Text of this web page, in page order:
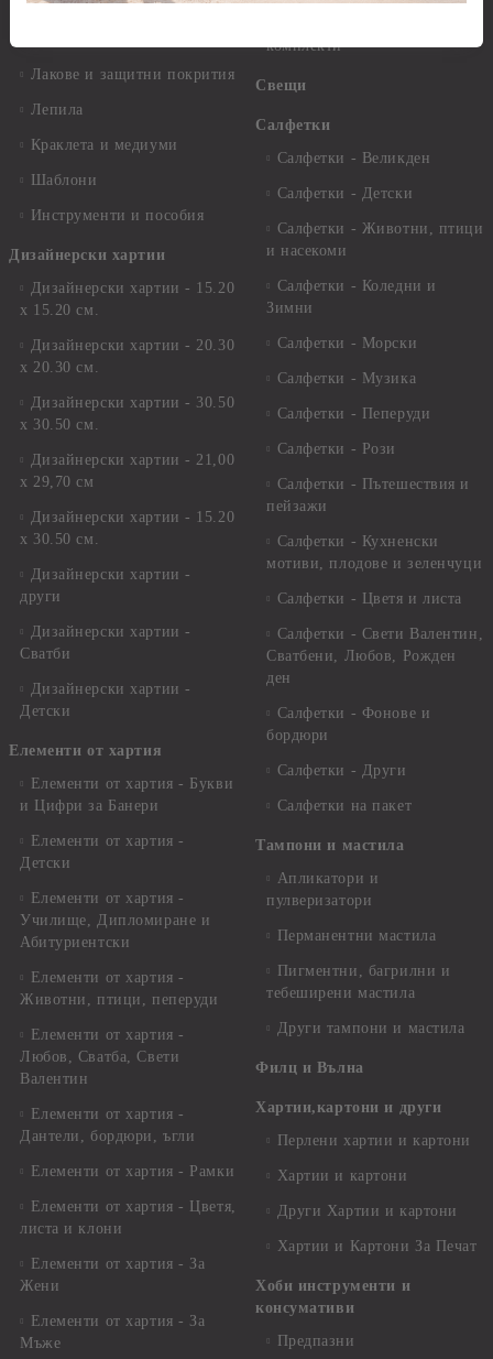
Лакове и защитни покрития
Лепила
Краклета и медиуми
Шаблони
Инструменти и пособия
Дизайнерски хартии
Дизайнерски хартии - 15.20
х 15.20 см.
Дизайнерски хартии - 20.30
х 20.30 см.
Дизайнерски хартии - 30.50
х 30.50 см.
Дизайнерски хартии - 21,00
х 29,70 см
Дизайнерски хартии - 15.20
x 30.50 см.
Дизайнерски хартии -
други
Дизайнерски хартии -
Сватби
Дизайнерски хартии -
Детски
Елементи от хартия
Елементи от хартия - Букви
и Цифри за Банери
Елементи от хартия -
Детски
Елементи от хартия -
Училище, Дипломиране и
Абитуриентски
Елементи от хартия -
Животни, птици, пеперуди
Елементи от хартия -
Любов, Сватба, Свети
Валентин
Елементи от хартия -
Дантели, бордюри, ъгли
Елементи от хартия - Рамки
Елементи от хартия - Цветя,
листа и клони
Елементи от хартия - За
Жени
Елементи от хартия - За
Мъже
комплекти
Свещи
Салфетки
Салфетки - Великден
Салфетки - Детски
Салфетки - Животни, птици
и насекоми
Салфетки - Коледни и
Зимни
Салфетки - Морски
Салфетки - Музика
Салфетки - Пеперуди
Салфетки - Рози
Салфетки - Пътешествия и
пейзажи
Салфетки - Кухненски
мотиви, плодове и зеленчуци
Салфетки - Цветя и листа
Салфетки - Свети Валентин,
Сватбени, Любов, Рожден
ден
Салфетки - Фонове и
бордюри
Салфетки - Други
Салфетки на пакет
Тампони и мастила
Апликатори и
пулверизатори
Перманентни мастила
Пигментни, багрилни и
тебеширени мастила
Други тампони и мастила
Филц и Вълна
Хартии,картони и други
Перлени хартии и картони
Хартии и картони
Други Хартии и картони
Хартии и Картони За Печат
Хоби инструменти и
консумативи
Предпазни